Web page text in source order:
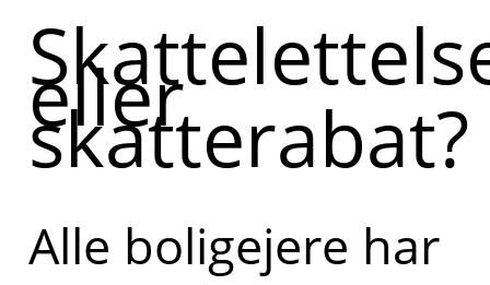
eller
skatterabat?
Alle boligejere har